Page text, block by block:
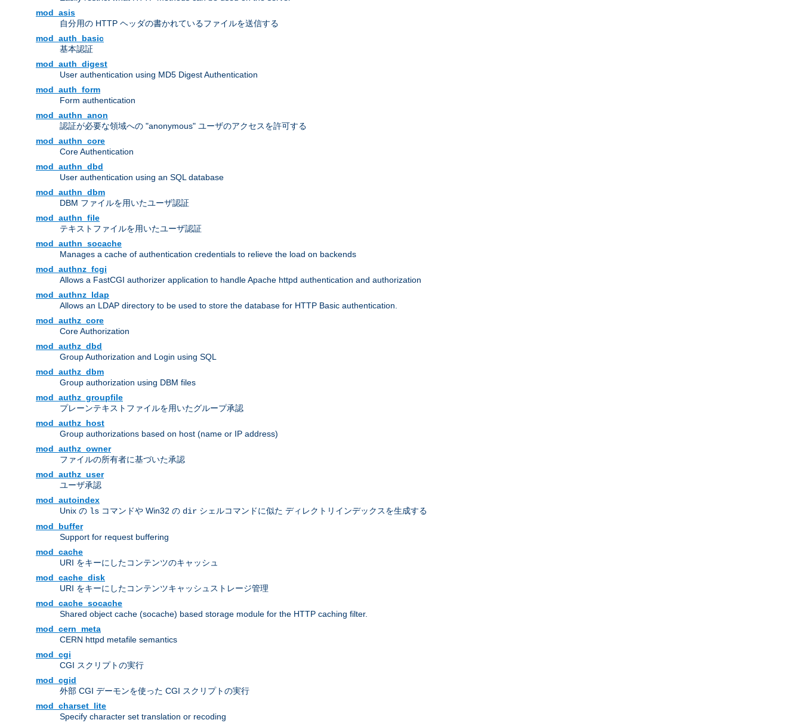
mod_asis
自分用の HTTP ヘッダの書かれているファイルを送信する
mod_auth_basic
基本認証
mod_auth_digest
User authentication using MD5 Digest Authentication
mod_auth_form
Form authentication
mod_authn_anon
認証が必要な領域への "anonymous" ユーザのアクセスを許可する
mod_authn_core
Core Authentication
mod_authn_dbd
User authentication using an SQL database
mod_authn_dbm
DBM ファイルを用いたユーザ認証
mod_authn_file
テキストファイルを用いたユーザ認証
mod_authn_socache
Manages a cache of authentication credentials to relieve the load on backends
mod_authnz_fcgi
Allows a FastCGI authorizer application to handle Apache httpd authentication and authorization
mod_authnz_ldap
Allows an LDAP directory to be used to store the database for HTTP Basic authentication.
mod_authz_core
Core Authorization
mod_authz_dbd
Group Authorization and Login using SQL
mod_authz_dbm
Group authorization using DBM files
mod_authz_groupfile
プレーンテキストファイルを用いたグループ承認
mod_authz_host
Group authorizations based on host (name or IP address)
mod_authz_owner
ファイルの所有者に基づいた承認
mod_authz_user
ユーザ承認
mod_autoindex
Unix の ls コマンドや Win32 の dir シェルコマンドに似た ディレクトリインデックスを生成する
mod_buffer
Support for request buffering
mod_cache
URI をキーにしたコンテンツのキャッシュ
mod_cache_disk
URI をキーにしたコンテンツキャッシュストレージ管理
mod_cache_socache
Shared object cache (socache) based storage module for the HTTP caching filter.
mod_cern_meta
CERN httpd metafile semantics
mod_cgi
CGI スクリプトの実行
mod_cgid
外部 CGI デーモンを使った CGI スクリプトの実行
mod_charset_lite
Specify character set translation or recoding